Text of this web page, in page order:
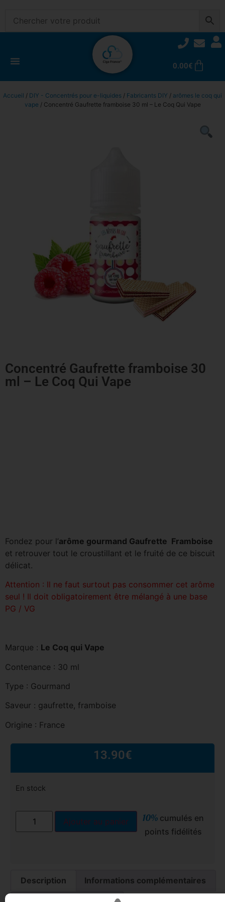
0.00€
Accueil / DIY - Concentrés pour e-liquides / Fabricants DIY / arômes le coq qui
vape / Concentré Gaufrette framboise 30 ml – Le Coq Qui Vape
Concentré Gaufrette framboise 30
ml – Le Coq Qui Vape
Fondez pour l’arôme gourmand Gaufrette Framboise
et retrouver tout le croustillant et le fruité de ce biscuit
délicat.
Attention : Il ne faut surtout pas consommer cet arôme
seul ! Il doit obligatoirement être mélangé à une base
PG / VG
Marque : Le Coq qui Vape
Contenance : 30 ml
Type : Gourmand
Saveur : gaufrette, framboise
Origine : France
13.90€
En stock
Ajouter au panier 10% cumulés en
points fidélités
Description Informations complémentaires